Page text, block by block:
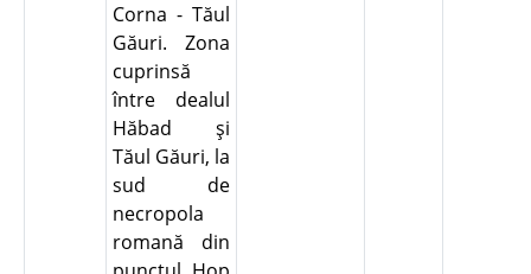
Corna - Tăul
Găuri. Zona
cuprinsă
între dealul
Hăbad şi
Tăul Găuri, la
sud de
necropola
romană din